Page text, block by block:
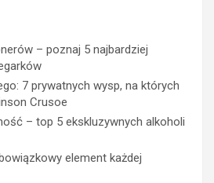
– poznaj 5 najbardziej
7 prywatnych wysp, na których
Crusoe
– top 5 ekskluzywnych alkoholi
element każdej